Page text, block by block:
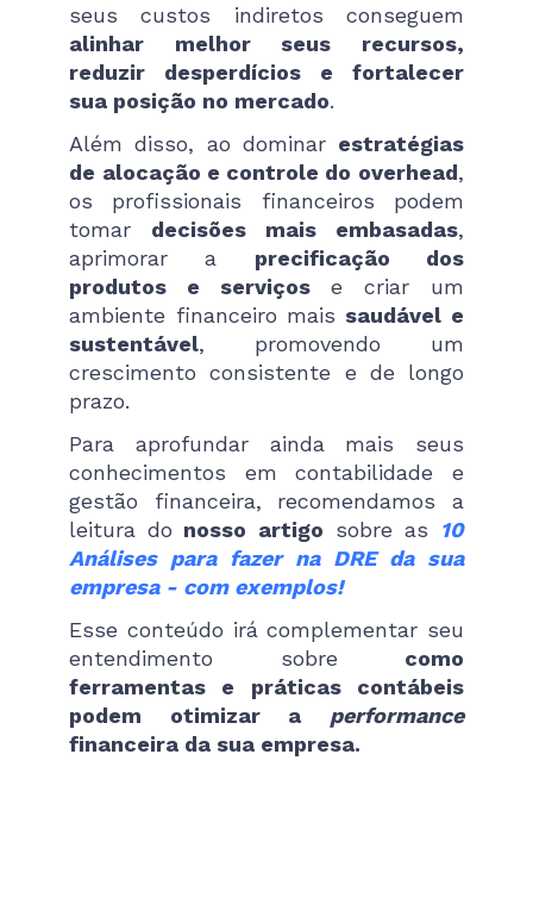
seus custos indiretos conseguem
alinhar melhor seus recursos,
reduzir desperdícios e fortalecer
sua posição no mercado.
Além disso, ao dominar estratégias
de alocação e controle do overhead,
os profissionais financeiros podem
tomar decisões mais embasadas,
aprimorar a precificação dos
produtos e serviçose criar um
ambiente financeiro mais saudável e
sustentável, promovendo um
crescimento consistente e de longo
prazo.
Para aprofundar ainda mais seus
conhecimentos em contabilidade e
gestão financeira, recomendamos a
leitura do nosso artigo sobre as
10
Análises para fazer na DRE da sua
empresa - com exemplos!
Esse conteúdo irá complementar seu
entendimento sobre como
ferramentas e práticas contábeis
podem otimizar a performance
financeira da sua empresa.